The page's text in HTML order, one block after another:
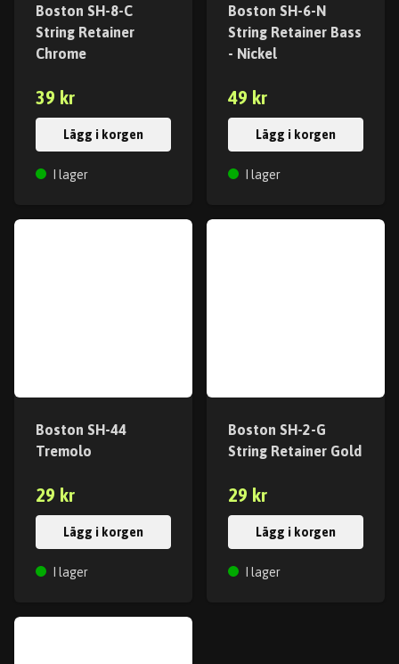
Boston SH-8-C
String Retainer
Chrome
39 kr
Lägg i korgen
I lager
Boston SH-6-N
String Retainer Bass
- Nickel
49 kr
Lägg i korgen
I lager
Boston SH-44
Tremolo
29 kr
Lägg i korgen
I lager
Boston SH-2-G
String Retainer Gold
29 kr
Lägg i korgen
I lager